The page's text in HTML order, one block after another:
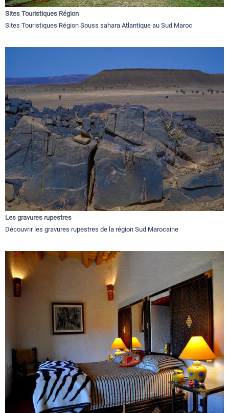
Sites Touristiques Région
Sites Touristiques Région Souss sahara Atlantique au Sud Maroc
Les gravures rupestres
Découvrir les gravures rupestres de la région Sud Marocaine